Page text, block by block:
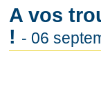
A vos
! - 06